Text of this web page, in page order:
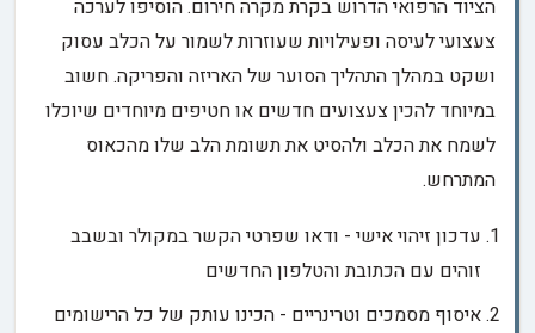
הציוד הרפואי הדרוש בקרת מקרה חירום. הוסיפו לערכה
צעצועי לעיסה ופעילויות שעוזרות לשמור על הכלב עסוק
ושקט במהלך התהליך הסוער של האריזה והפריקה. חשוב
במיוחד להכין צעצועים חדשים או חטיפים מיוחדים שיוכלו
לשמח את הכלב ולהסיט את תשומת הלב שלו מהכאוס
המתרחש.
עדכון זיהוי אישי - ודאו שפרטי הקשר במקולר ובשבב
זוהים עם הכתובת והטלפון החדשים
איסוף מסמכים וטרינריים - הכינו עותק של כל הרישומים